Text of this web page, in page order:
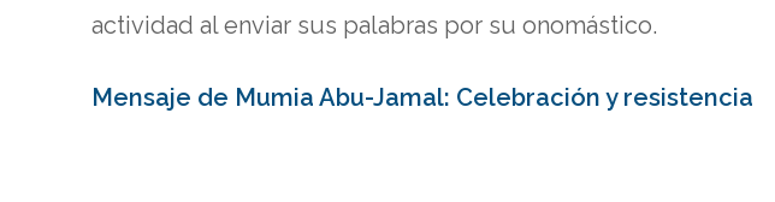
actividad al enviar sus palabras por su onomástico.
Mensaje de Mumia Abu-Jamal: Celebración y resistencia